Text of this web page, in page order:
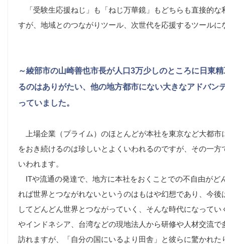
「受験生応援ねじ」も「ねじ万華鏡」もどちらも直接的な
すが、地域とのつながりツール、次世代を応援するツールに
～綾部市の山崎善也市長が人口3万少しのところに日東
るのはありがたい、他の地方都市にない大きなアドバン
っていました。
上場企業（プライム）のほとんどが本社を東京など大都市
をおき続けるのは珍しいとよくいわれるのですが、その一
いわれます。
ITや流通の発達で、地方に本社をおくことでの不自由がど
れば世界とつながれないというのはもはや幻想であり、今
してどんどん世界とつながっていく、そんな時代になって
やインドネシア、台湾などの現地法人から研修や人材交流
訪れますが、「自分の国にいるより田舎」と彼らに驚かれた